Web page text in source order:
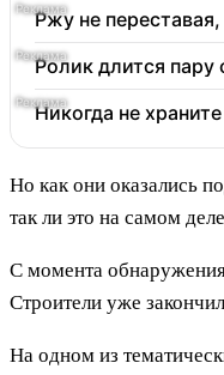
Ржу не
Ролик длится пару
Никогда не
Но как они оказались
так ли это на самом
С момента
Строители уже
На одном из